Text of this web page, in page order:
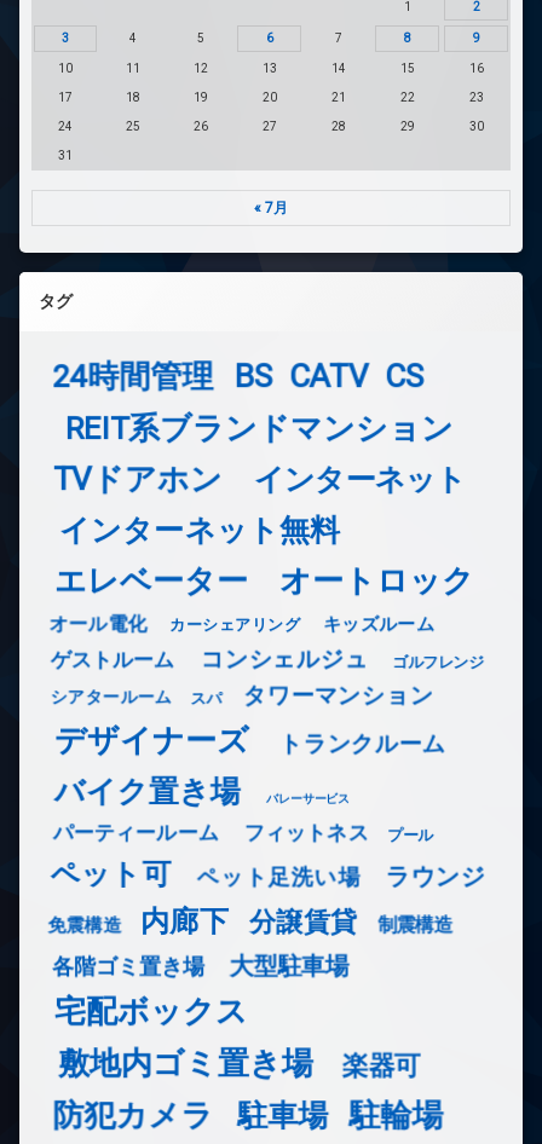
1 2
3 4 5 6 7 8 9
10 11 12 13 14 15 16
17 18 19 20 21 22 23
24 25 26 27 28 29 30
31
« 7月
タグ
24時間管理 BS CATV CS
REIT系ブランドマンション
TVドアホン インターネット
インターネット無料
エレベーター オートロック
オール電化 カーシェアリング キッズルーム
ゲストルーム コンシェルジュ ゴルフレンジ
シアタールーム スパ タワーマンション
デザイナーズ トランクルーム
バイク置き場 バレーサービス
パーティールーム フィットネス プール
ペット可 ペット足洗い場 ラウンジ
免震構造 内廊下 分譲賃貸 制震構造
各階ゴミ置き場 大型駐車場
宅配ボックス
敷地内ゴミ置き場
楽器可
防犯カメラ 駐車場 駐輪場